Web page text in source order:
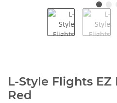
L-Style Flights EZ
Red